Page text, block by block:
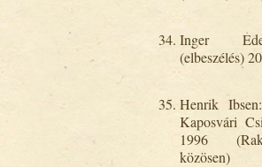
Inger
(elbeszélés)
Henrik Ibsen:
Kaposvári
1996
közösen)